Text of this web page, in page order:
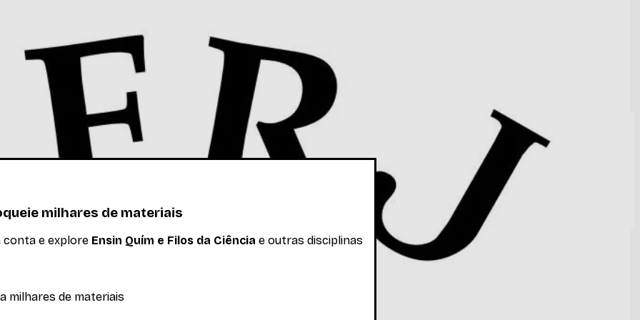
do século XX. Revoluções científicas na Física, Química e Biologia: adequações e limites
...
milhares de materiais
conta e explore Ensin Quím e Filos da Ciência e outras disciplinas
milhares de materiais